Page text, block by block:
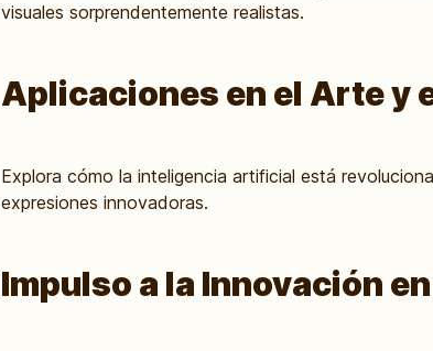
visuales sorprendentemente realistas.
Aplicaciones en el Arte y
Explora cómo la inteligencia artificial está
expresiones innovadoras.
Impulso a la Innovación